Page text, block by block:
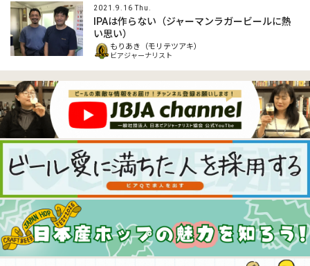
2021.9.16 Thu.
IPAは作らない（ジャーマンラガービールに熱
い思い）
もりあき（モリテツアキ）
ビアジャーナリスト